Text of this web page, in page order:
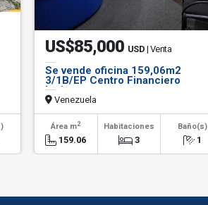
US$85,000 USD | Venta
Se vende oficina 159,06m2
3/1B/EP Centro Financiero
Latino
Venezuela
Área m2
159.06
Habitaciones
3
Baño(s)
1